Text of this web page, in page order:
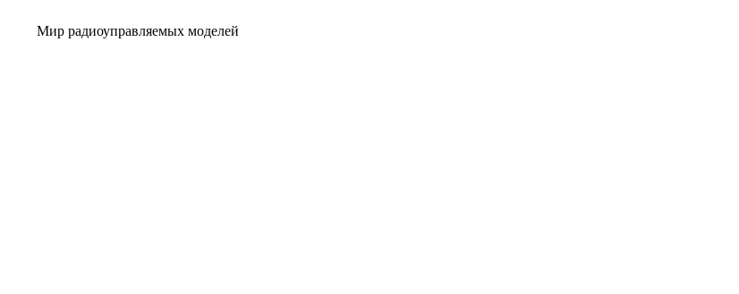
Мир радиоуправляемых моделей